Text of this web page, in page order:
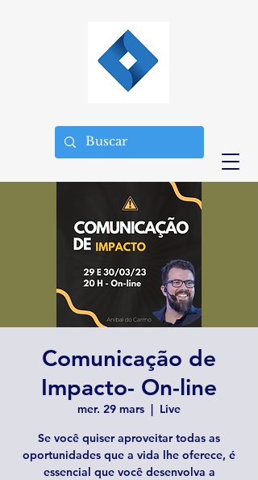
Comunicação de
Impacto- On-line
mer. 29 mars
  |
Live
Se você quiser aproveitar todas as
oportunidades que a vida lhe oferece, é
essencial que você desenvolva a